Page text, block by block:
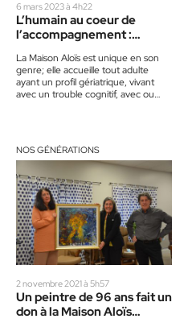
6 mars 2023 à 4h22
L’humain au coeur de
l’accompagnement :
La Maison Aloïs est unique en son
genre; elle accueille tout adulte
ayant un profil gériatrique, vivant
avec un trouble cognitif, avec ou
NOS GÉNÉRATIONS
2 novembre 2021 à 5h57
Un peintre de 96 ans fait un
don à la Maison Aloïs